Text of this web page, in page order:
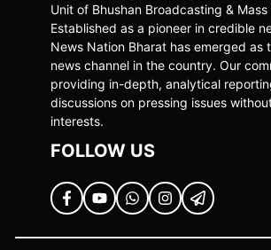
Unit of Bhushan Broadcasting &
Established as a pioneer in credible
News Nation Bharat has emerged as
news channel in the country. Our
providing in-depth, analytical
discussions on pressing issues
interests.
FOLLOW US